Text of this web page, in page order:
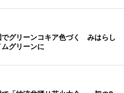
でグリーンコキア色づく みはらし
グリーンに